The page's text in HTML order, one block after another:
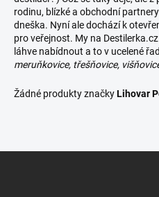
rodinu, blízké a obchodní
dneška. Nyní ale dochází k
pro veřejnost. My na
láhve nabídnout a to v ucelené
meruňkovice, třešňovice,
Žádné produkty značkyLihovar